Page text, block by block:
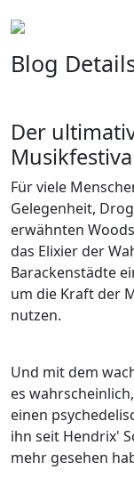
Blog
Der
Für viele
Gelegenheit,
erwähnten
das Elixier der
Barackenstädte
um die Kraft der
nutzen.
Und mit dem
es
einen
ihn seit Hendrix'
mehr gesehen